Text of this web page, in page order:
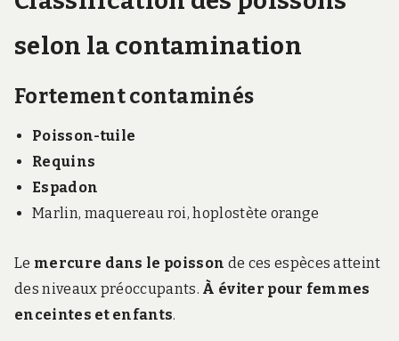
selon la contamination
Fortement contaminés
Poisson-tuile
Requins
Espadon
Marlin, maquereau roi, hoplostète orange
Le mercure dans le poisson de ces espèces atteint
des niveaux préoccupants. À éviter pour femmes
enceintes et enfants.